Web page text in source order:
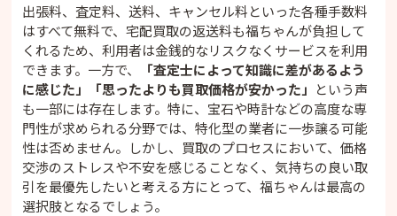
出張料、査定料、送料、キャンセル料といった各種手数料
はすべて無料で、宅配買取の返送料も福ちゃんが負担して
くれるため、利用者は金銭的なリスクなくサービスを利用
できます。一方で、
「査定士によって知識に差があるよう
に感じた」「思ったよりも買取価格が安かった」 という声
も一部には存在します。特に、宝石や時計などの高度な専
門性が求められる分野では、特化型の業者に一歩譲る可能
性は否めません。しかし、買取のプロセスにおいて、価格
交渉のストレスや不安を感じることなく、気持ちの良い取
引を最優先したいと考える方にとって、福ちゃんは最高の
選択肢となるでしょう。